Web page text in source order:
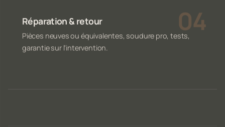
Réparation & retour
Pièces neuves ou équivalentes, soudure pro, tests,
garantie sur l'intervention.